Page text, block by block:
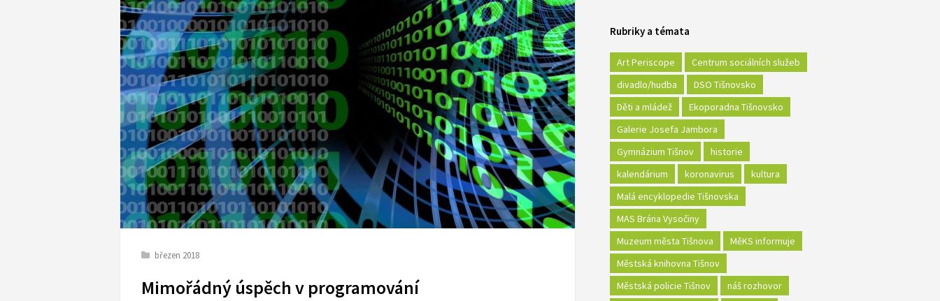
březen 2018
Mimořádný úspěch v programování
Rubriky a témata
Art Periscope
Centrum sociálních služeb
divadlo/hudba
DSO Tišnovsko
Děti a mládež
Ekoporadna Tišnovsko
Galerie Josefa Jambora
Gymnázium Tišnov
historie
kalendárium
koronavirus
kultura
Malá encyklopedie Tišnovska
MAS Brána Vysočiny
Muzeum města Tišnova
MěKS informuje
Městská knihovna Tišnov
Městská policie Tišnov
náš rozhovor